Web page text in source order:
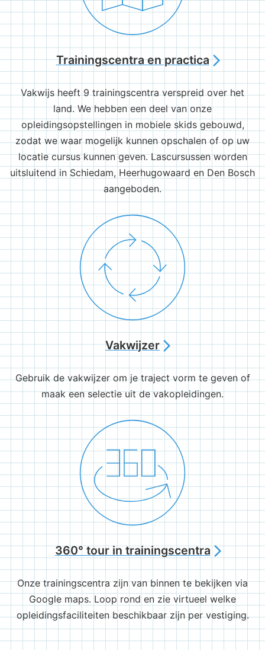
Trainingscentra en practicaarrow_forward_ios
Vakwijs heeft 9 trainingscentra verspreid over het
land. We hebben een deel van onze
opleidingsopstellingen in mobiele skids gebouwd,
zodat we waar mogelijk kunnen opschalen of op uw
locatie cursus kunnen geven. Lascursussen worden
uitsluitend in Schiedam, Heerhugowaard en Den Bosch
aangeboden.
Vakwijzerarrow_forward_ios
Gebruik de vakwijzer om je traject vorm te geven of
maak een selectie uit de vakopleidingen.
360° tour in trainingscentra arrow_forward_ios
Onze trainingscentra zijn van binnen te bekijken via
Google maps. Loop rond en zie virtueel welke
opleidingsfaciliteiten beschikbaar zijn per vestiging.